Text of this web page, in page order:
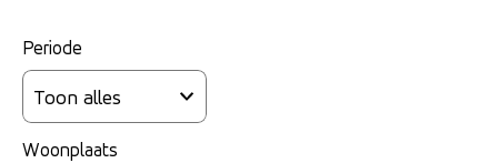
Periode
Woonplaats